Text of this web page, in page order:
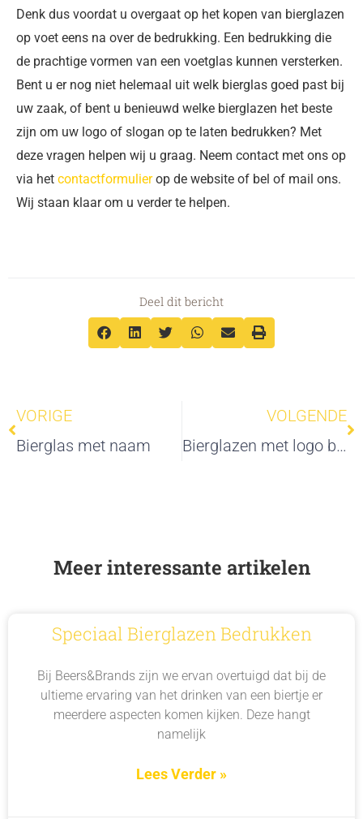
Denk dus voordat u overgaat op het kopen van bierglazen
op voet eens na over de bedrukking. Een bedrukking die
de prachtige vormen van een voetglas kunnen versterken.
Bent u er nog niet helemaal uit welk bierglas goed past bij
uw zaak, of bent u benieuwd welke bierglazen het beste
zijn om uw logo of slogan op te laten bedrukken? Met
deze vragen helpen wij u graag. Neem contact met ons op
via het contactformulierop de website of bel of mail ons.
Wij staan klaar om u verder te helpen.
Deel dit bericht
VORIGE
Bierglas met naam
VOLGENDE
Bierglazen met logo bedrukken
Meer interessante artikelen
Speciaal Bierglazen Bedrukken
Bij Beers&Brands zijn we ervan overtuigd dat bij de
ultieme ervaring van het drinken van een biertje er
meerdere aspecten komen kijken. Deze hangt
namelijk
Lees Verder »